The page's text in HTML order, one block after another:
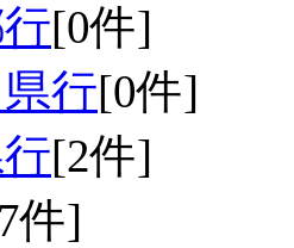
[0件]
行[0件]
[2件]
件]